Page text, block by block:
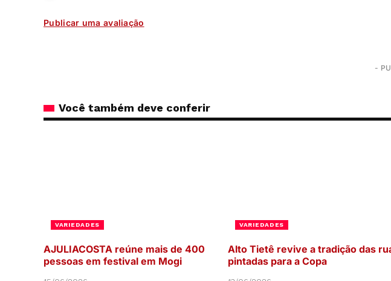
-
Você também deve conferir
VARIEDADES
AJULIACOSTA reúne mais de 400
pessoas em festival em Mogi
VARIEDADES
Alto Tietê revive a tradição das
pintadas para a Copa